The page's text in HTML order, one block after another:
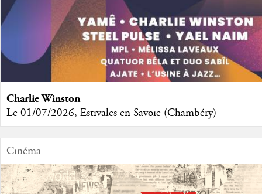
Charlie Winston
Le 01/07/2026, Estivales en Savoie (Chambéry)
Cinéma